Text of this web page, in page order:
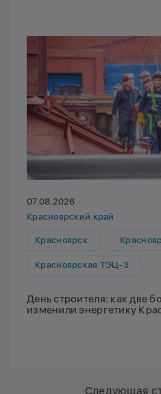
07.08.2026
Красноярский край
Красноярск
Красноярская ТЭЦ-3
День строителя: как две
изменили энергетику
Следующая